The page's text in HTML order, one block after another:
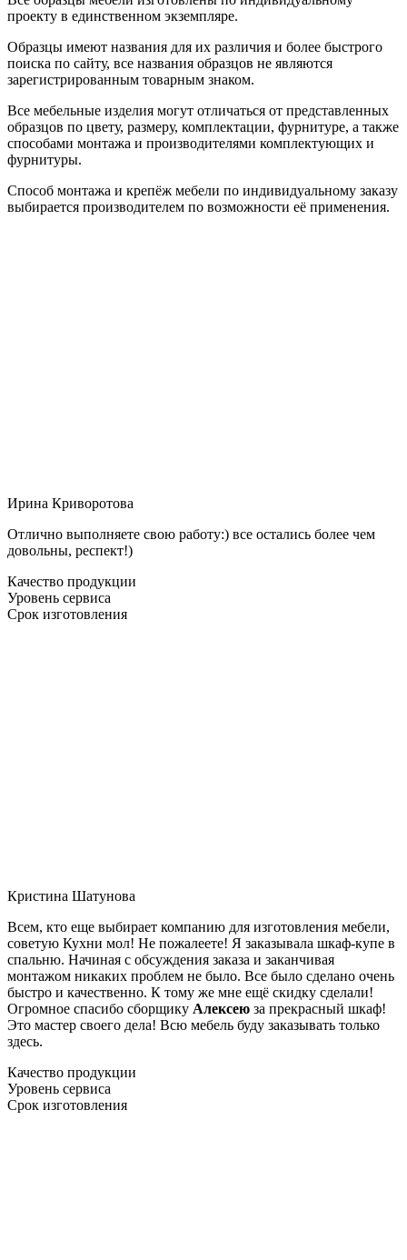
проекту в единственном экземпляре.
Образцы имеют названия для их различия и более быстрого
поиска по сайту, все названия образцов не являются
зарегистрированным товарным знаком.
Все мебельные изделия могут отличаться от представленных
образцов по цвету, размеру, комплектации, фурнитуре, а также
способами монтажа и производителями комплектующих и
фурнитуры.
Способ монтажа и крепёж мебели по индивидуальному заказу
выбирается производителем по возможности её применения.
Ирина Криворотова
Отлично выполняете свою работу:) все остались более чем
довольны, респект!)
Качество продукции
Уровень сервиса
Срок изготовления
Кристина Шатунова
Всем, кто еще выбирает компанию для изготовления мебели,
советую Кухни мол! Не пожалеете! Я заказывала шкаф-купе в
спальню. Начиная с обсуждения заказа и заканчивая
монтажом никаких проблем не было. Все было сделано очень
быстро и качественно. К тому же мне ещё скидку сделали!
Огромное спасибо сборщику Алексею за прекрасный шкаф!
Это мастер своего дела! Всю мебель буду заказывать только
здесь.
Качество продукции
Уровень сервиса
Срок изготовления